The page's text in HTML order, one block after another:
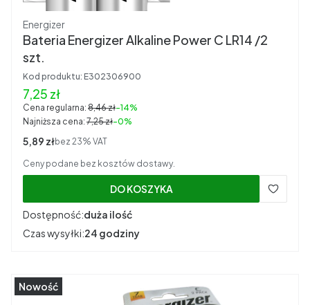
Producent
Energizer
Bateria Energizer Alkaline Power C LR14 /2
szt.
Kod produktu: E302306900
Cena promocyjna brutto
7,25 zł
Cena regularna: 8,46 zł-14%
Najniższa cena: 7,25 zł-0%
Cena netto
5,89 złbez 23% VAT
Ceny podane bez kosztów dostawy.
DO KOSZYKA
Dostępność:duża ilość
Czas wysyłki:24 godziny
Nowość